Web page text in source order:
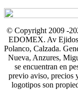
© Copyright 2009 -
EDOMEX. Av
Polanco, Calzada.
Nueva, Anzures,
se encuentran en
previo aviso, precios
logotipos son